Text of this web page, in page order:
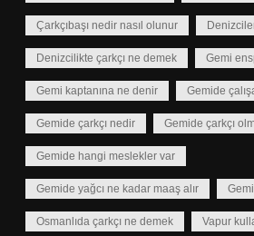
Çarkçıbaşı nedir nasıl olunur
Denizcilikte çarkçı ne demek Gemi
Gemi kaptanına ne denir Gemide
Gemide çarkçı nedir Gemide çarkçı
Gemide hangi meslekler var
Gemide yağcı ne kadar maaş alır
Osmanlıda çarkçı ne demek Vapur